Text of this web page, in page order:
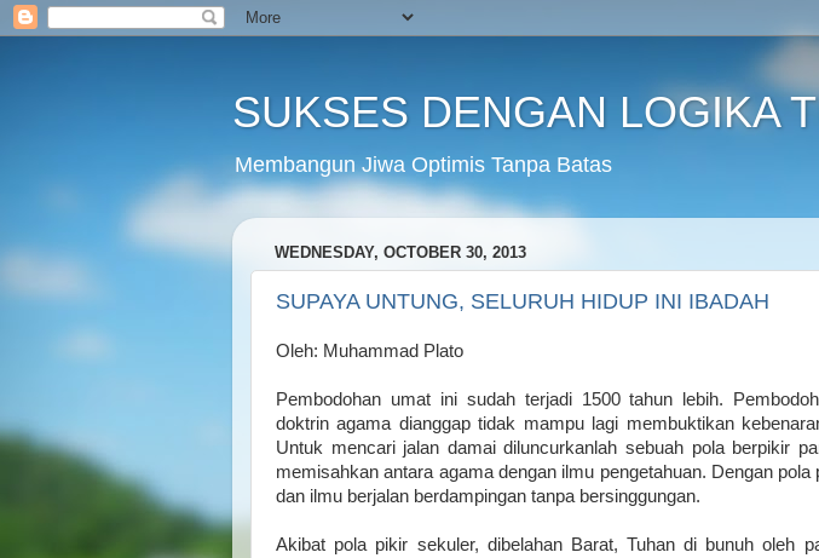
SUKSES DENGAN LOGIKA
Membangun Jiwa Optimis Tanpa Batas
WEDNESDAY, OCTOBER 30, 2013
SUPAYA UNTUNG, SELURUH HIDUP INI IBADAH
Oleh: Muhammad Plato
Pembodohan umat ini sudah terjadi 1500 tahun lebih.
doktrin agama dianggap tidak mampu lagi membuktikan
Untuk mencari jalan damai diluncurkanlah sebuah pola berpikir
memisahkan antara agama dengan ilmu pengetahuan. Dengan pola
dan ilmu berjalan berdampingan tanpa bersinggungan.
Akibat pola pikir sekuler, dibelahan Barat, Tuhan di bunuh oleh